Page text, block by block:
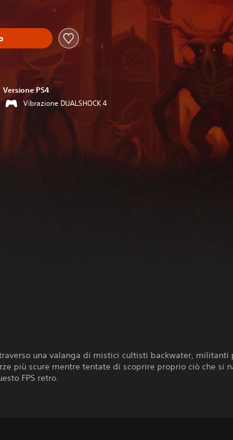
Versione PS4
Vibrazione DUALSHOCK 4
una valanga di mistici cultisti backwater, militanti
più scure mentre tentate di scoprire proprio ciò che si
FPS retro.